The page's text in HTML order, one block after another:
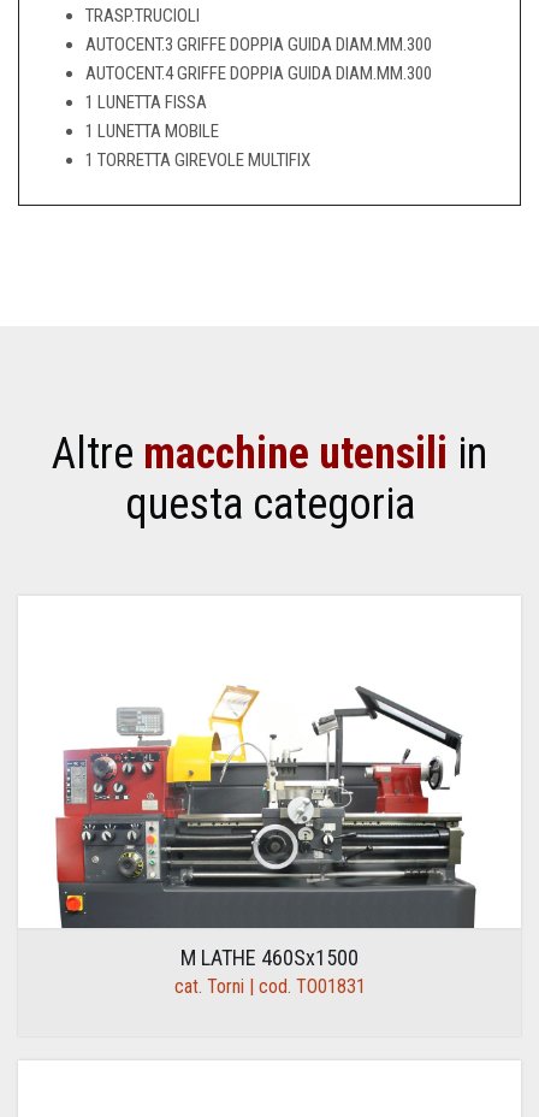
TRASP.TRUCIOLI
AUTOCENT.3 GRIFFE DOPPIA GUIDA DIAM.MM.300
AUTOCENT.4 GRIFFE DOPPIA GUIDA DIAM.MM.300
1 LUNETTA FISSA
1 LUNETTA MOBILE
1 TORRETTA GIREVOLE MULTIFIX
Altre macchine utensili in
questa categoria
M LATHE 460Sx1500
cat. Torni | cod. TO01831